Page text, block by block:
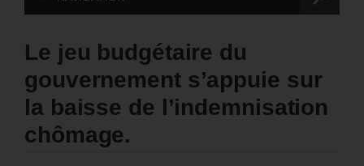
Le jeu budgétaire du
gouvernement s’appuie sur
la baisse de l’indemnisation
chômage.